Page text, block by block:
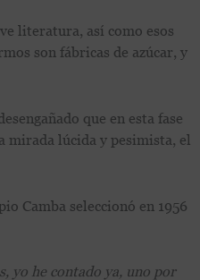
literatura, así como esos
son fábricas de azúcar, y
que en esta fase
mirada lúcida y pesimista, el
Camba seleccionó en 1956
yo he contado ya, uno por